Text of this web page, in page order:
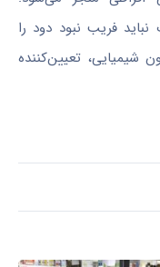
نباید فریب نبود دود را
شیمیایی، تعیین‌کننده